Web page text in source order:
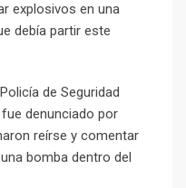
explosivos en una
debía partir este
de Seguridad
denunciado por
reírse y comentar
bomba dentro del